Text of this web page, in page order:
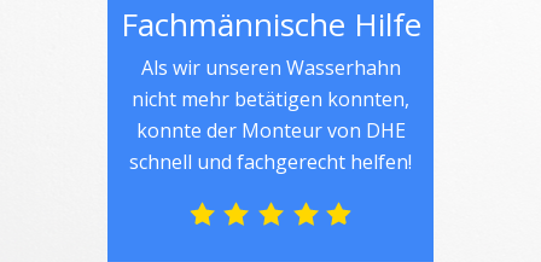
Fachmännische Hilfe
Als wir unseren Wasserhahn
nicht mehr betätigen konnten,
konnte der Monteur von DHE
schnell und fachgerecht helfen!